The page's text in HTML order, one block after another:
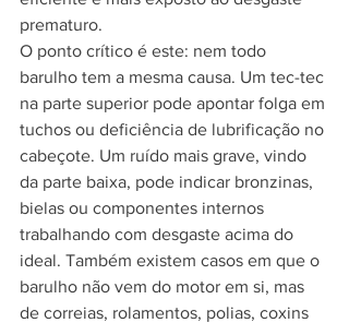
prematuro.
O ponto crítico é este: nem todo
barulho tem a mesma causa. Um tec-tec
na parte superior pode apontar folga em
tuchos ou deficiência de lubrificação no
cabeçote. Um ruído mais grave, vindo
da parte baixa, pode indicar bronzinas,
bielas ou componentes internos
trabalhando com desgaste acima do
ideal. Também existem casos em que o
barulho não vem do motor em si, mas
de correias, rolamentos, polias, coxins